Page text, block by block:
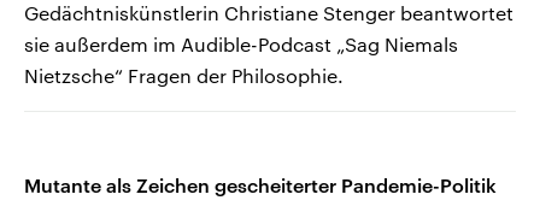
Gedächtniskünstlerin Christiane Stenger beantwortet
sie außerdem im Audible-Podcast „Sag Niemals
Nietzsche“ Fragen der Philosophie.
Mutante als Zeichen gescheiterter Pandemie-Politik